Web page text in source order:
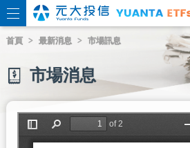
首頁 最新消息 市場訊息
市場消息